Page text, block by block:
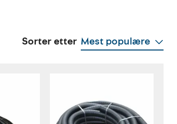
Sorter etter Mest populære